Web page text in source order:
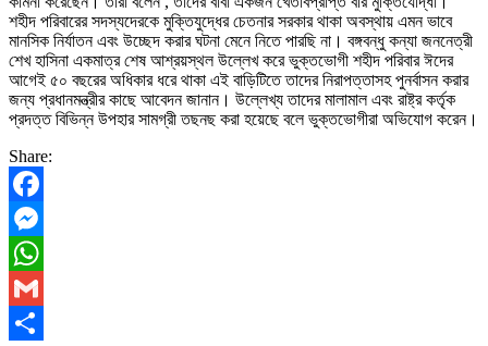
শহীদ পরিবারের সদস্যদেরকে মুক্তিযুদ্ধের চেতনার সরকার থাকা অবস্থায় এমন ভাবে
মানসিক নির্যাতন এবং উচ্ছেদ করার ঘটনা মেনে নিতে পারছি না। বঙ্গবন্ধু কন্যা জননেত্রী
শেখ হাসিনা একমাত্র শেষ আশ্রয়স্থল উল্লেখ করে ভুক্তভোগী শহীদ পরিবার ঈদের
আগেই ৫০ বছরের অধিকার ধরে থাকা এই বাড়িটিতে তাদের নিরাপত্তাসহ পুনর্বাসন করার
জন্য প্রধানমন্ত্রীর কাছে আবেদন জানান। উল্লেখ্য তাদের মালামাল এবং রাষ্ট্র কর্তৃক
প্রদত্ত বিভিন্ন উপহার সামগ্রী তছনছ করা হয়েছে বলে ভুক্তভোগীরা অভিযোগ করেন।
Share:
Facebook
Messenger
WhatsApp
Gmail